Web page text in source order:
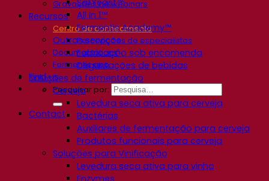
Gravações de webinars
Recursos
Centro de conhecimento
Percepções de especialistas
Documentations
Fermentis app
Find us
Pesquisar por:
Contact
All In 1™
Fermentis Academy™
Outros serviços
Fabricação sob encomenda
Degustações de bebidas
Soluções de fermentação
Cerveja
Levedura seca ativa para cerveja
Bactérias
Auxiliares de fermentação para cerveja
Produtos funcionais para cerveja
Soluções para Vinificação
Levedura seca ativa para vinho
Enzymes